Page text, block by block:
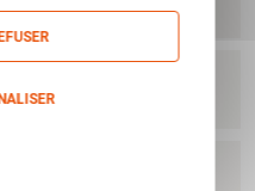
10CPS BERETTA
BERETTA